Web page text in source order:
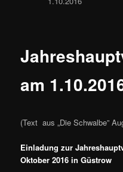
am
(Text aus „Die Schwalbe”
Einladung zur
Oktober 2016 in Güstrow